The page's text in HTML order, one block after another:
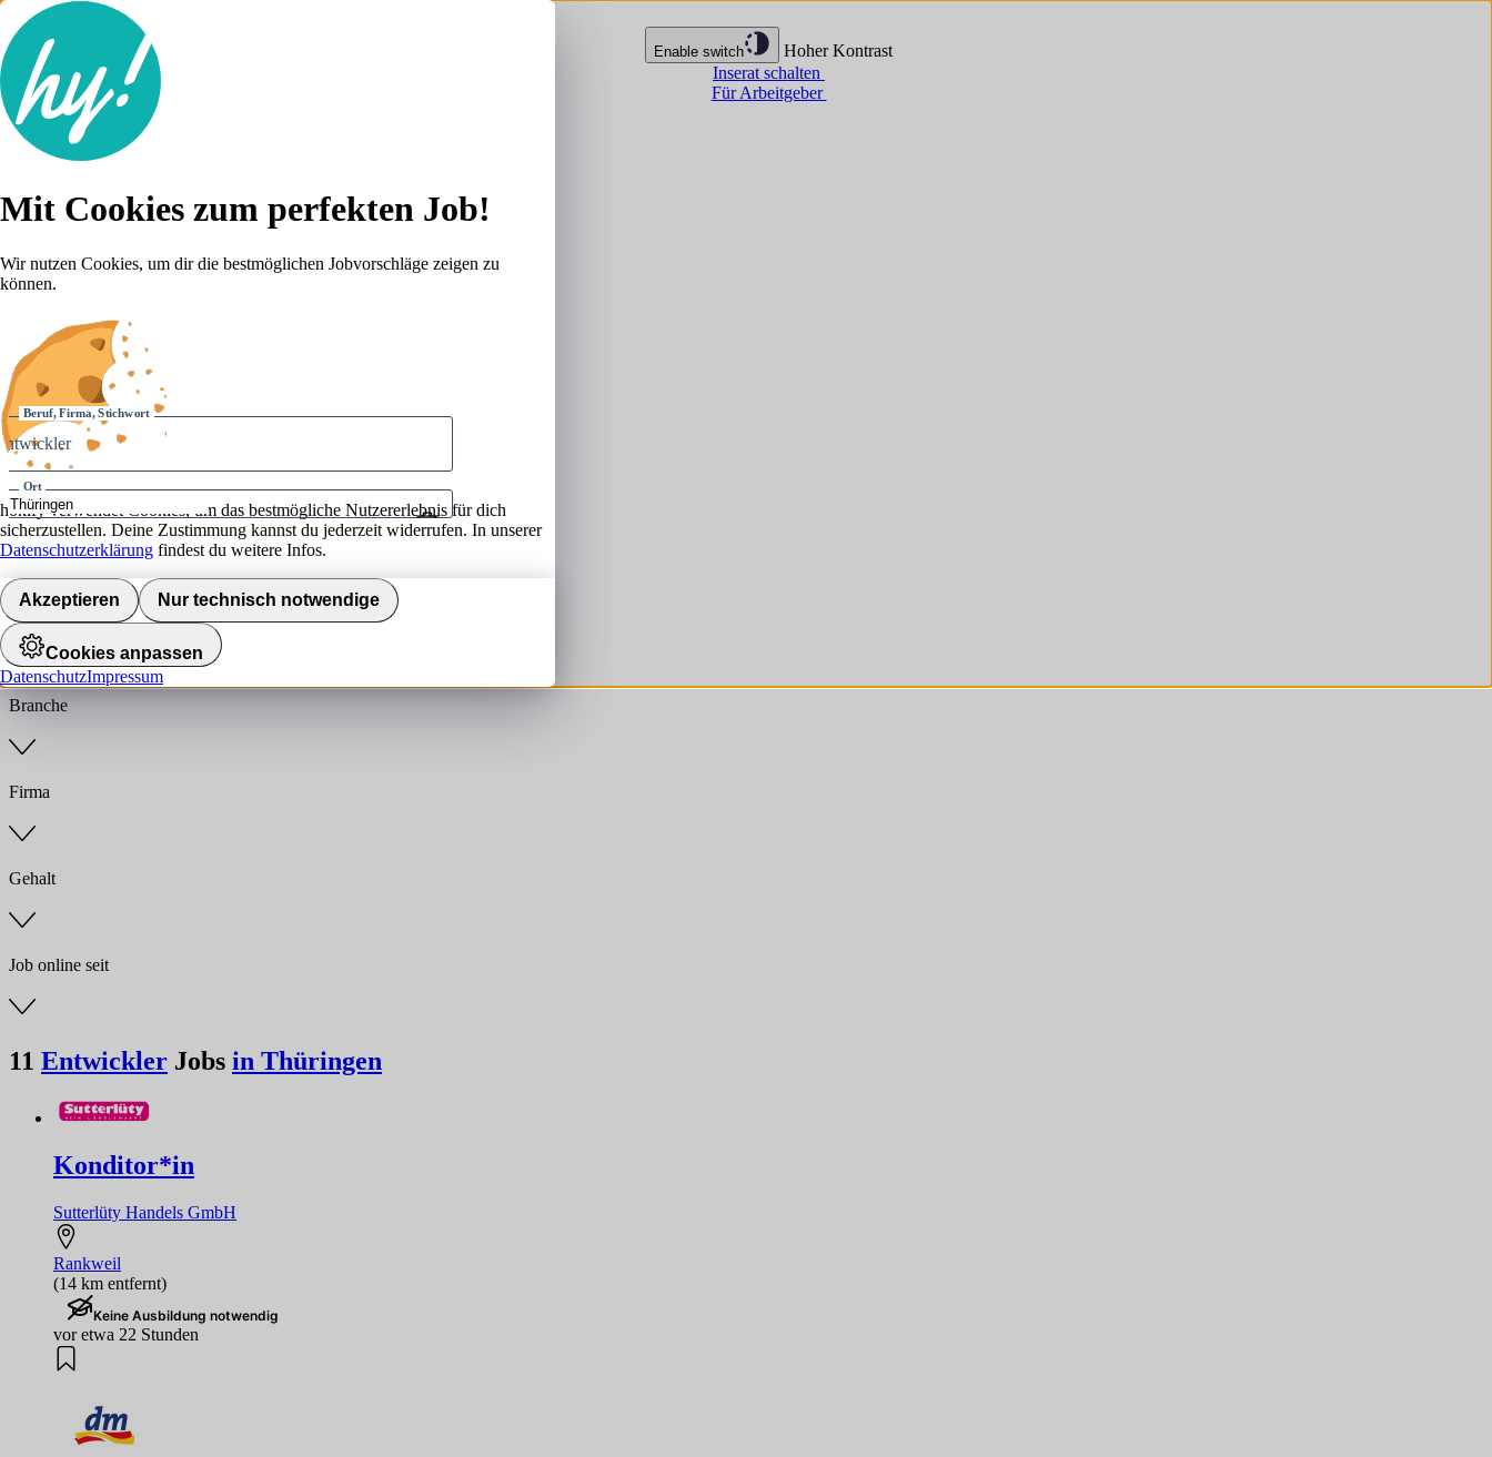
Enable switch
Hoher Kontrast
Inserat schalten
Für Arbeitgeber
Lebenslauf
Karriere-Tipps
Anmelden
Beruf, Firma, Stichwort
Ort
Umkreis
Jobs finden
Anstellungsart
Branche
Firma
Gehalt
Job online seit
11 Entwickler Jobs in Thüringen
Konditor*in
Sutterlüty Handels GmbH
Rankweil
(14 km entfernt)
Keine Ausbildung notwendig
vor etwa 22 Stunden
Mit Cookies zum perfekten Job!
Wir nutzen Cookies, um dir die bestmöglichen Jobvorschläge zeigen zu
können.
hokify verwendet Cookies, um das bestmögliche Nutzererlebnis für dich
sicherzustellen. Deine Zustimmung kannst du jederzeit widerrufen. In unserer
Datenschutzerklärung findest du weitere Infos.
Akzeptieren Nur technisch notwendige
Cookies anpassen
DatenschutzImpressum